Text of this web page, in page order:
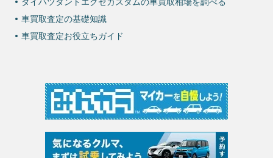
車買取査定の基礎知識
車買取査定お役立ちガイド